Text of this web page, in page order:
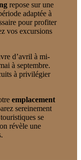
repose sur une
adaptée à
pour profiter
vos excursions
d’avril à mi-
à septembre.
à privilégier
emplacement
sereinement
se
révèle une